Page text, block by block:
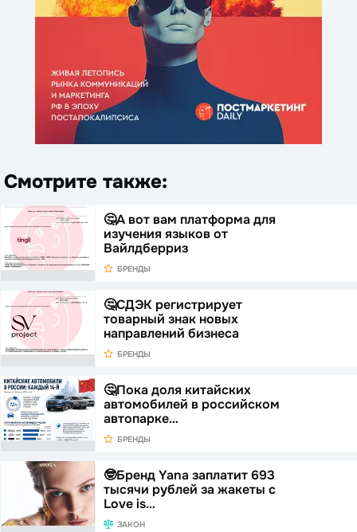
Смотрите также:
🤔А вот вам платформа для
изучения языков от
Вайлдберриз
БРЕНДЫ
🤔СДЭК регистрирует
товарный знак новых
направлений бизнеса
БРЕНДЫ
🤔Пока доля китайских
автомобилей в российском
автопарке…
БРЕНДЫ
🤓Бренд Yana заплатит 693
тысячи рублей за жакеты с
Love is…
ЗАКОН